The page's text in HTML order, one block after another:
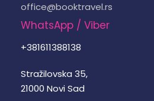
office@booktravel.rs
WhatsApp / Viber
+381611388138
Stražilovska 35,
21000 Novi Sad